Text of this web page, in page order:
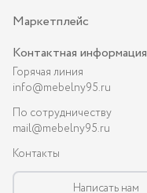
Маркетплейс
Контактная информация
Горячая линия
info@mebelny95.ru
По сотрудничеству
mail@mebelny95.ru
Контакты
Написать нам